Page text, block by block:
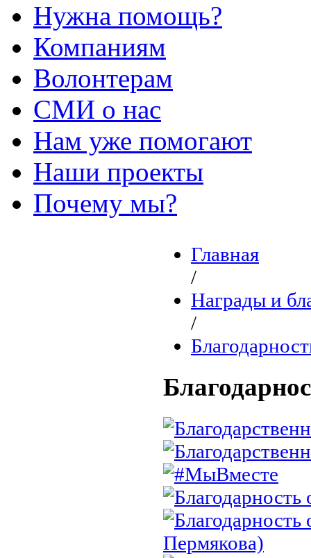
Нужна помощь?
Компаниям
Волонтерам
СМИ о нас
Нам уже помогают
Наши проекты
Почему мы?
Главная
/
Награды и
/